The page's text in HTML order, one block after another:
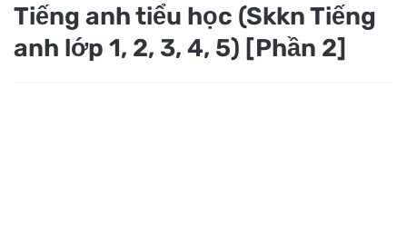
Tiếng anh tiểu học (Skkn Tiếng
anh lớp 1, 2, 3, 4, 5) [Phần 2]